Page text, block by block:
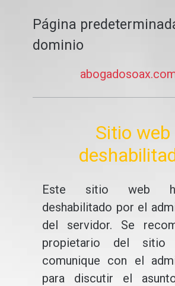
Página
dominio
Sitio web
Este sitio web
deshabilitado por el
del servidor. Se
propietario del
comunique con el
para discutir el